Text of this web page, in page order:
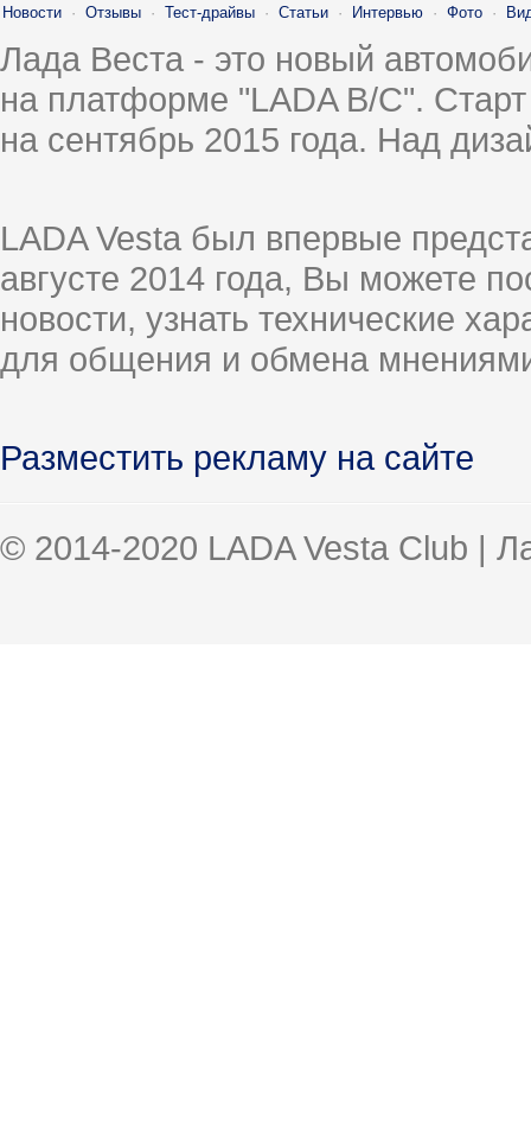
Новости · Отзывы · Тест-драйвы · Статьи · Интервью · Фото ·
Лада Веста - это новый
на платформе "LADA B/C".
на сентябрь 2015 года. Над
LADA Vesta был впервые
августе 2014 года, Вы можете
новости, узнать технические
для общения и обмена
Разместить рекламу на сайте
© 2014-2020 LADA Vesta Club |